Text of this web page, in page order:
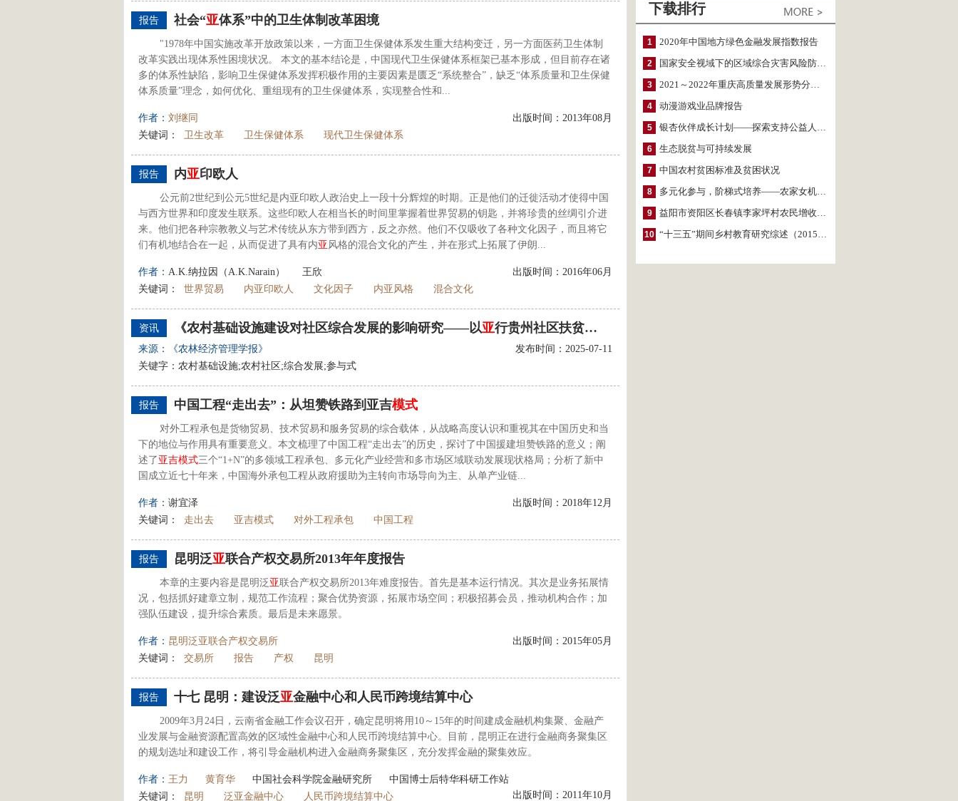
报告 社会“亚体系”中的卫生体制改革困境
"1978年中国实施改革开放政策以来，一方面卫生保健体系发生重大结构变迁，另一方面医药卫生体制
改革实践出现体系性困境状况。 本文的基本结论是，中国现代卫生保健体系框架已基本形成，但目前存在诸
多的体系性缺陷，影响卫生保健体系发挥积极作用的主要因素是匮乏“系统整合”，缺乏“体系质量和卫生保健
体系质量”理念，如何优化、重组现有的卫生保健体系，实现整合性和...
作者： 刘继同
出版时间：2013年08月
关键词：
卫生改革 卫生保健体系 现代卫生保健体系
报告 内亚印欧人
公元前2世纪到公元5世纪是内亚印欧人政治史上一段十分辉煌的时期。正是他们的迁徙活动才使得中国
与西方世界和印度发生联系。这些印欧人在相当长的时间里掌握着世界贸易的钥匙，并将珍贵的丝绸引介进
来。他们把各种宗教教义与艺术传统从东方带到西方，反之亦然。他们不仅吸收了各种文化因子，而且将它
们有机地结合在一起，从而促进了具有内亚 风格的混合文化的产生，并在形式上拓展了伊朗...
作者： A.K.纳拉因（A.K.Narain） 王欣
出版时间：2016年06月
关键词：
世界贸易 内亚印欧人 文化因子 内亚风格 混合文化
资讯 《农村基础设施建设对社区综合发展的影响研究——以亚行贵州社区扶贫示范项目为例》
来源：《农林经济管理学报》
发布时间：2025-07-11
关键字：农村基础设施;农村社区;综合发展;参与式
报告 中国工程“走出去”：从坦赞铁路到亚吉模式
对外工程承包是货物贸易、技术贸易和服务贸易的综合载体，从战略高度认识和重视其在中国历史和当
下的地位与作用具有重要意义。本文梳理了中国工程“走出去”的历史，探讨了中国援建坦赞铁路的意义；阐
述了 亚吉模式三个“1+N”的多领域工程承包、多元化产业经营和多市场区域联动发展现状格局；分析了新中
国成立近七十年来，中国海外承包工程从政府援助为主转向市场导向为主、从单产业链...
作者： 谢宜泽
出版时间：2018年12月
关键词：
走出去 亚吉模式 对外工程承包 中国工程
报告 昆明泛亚联合产权交易所2013年年度报告
本章的主要内容是昆明泛 亚联合产权交易所2013年难度报告。首先是基本运行情况。其次是业务拓展情
况，包括抓好建章立制，规范工作流程；聚合优势资源，拓展市场空间；积极招募会员，推动机构合作；加
强队伍建设，提升综合素质。最后是未来愿景。
作者： 昆明泛亚联合产权交易所
出版时间：2015年05月
关键词：
交易所 报告 产权 昆明
报告 十七 昆明：建设泛亚金融中心和人民币跨境结算中心
2009年3月24日，云南省金融工作会议召开，确定昆明将用10～15年的时间建成金融机构集聚、金融产
业发展与金融资源配置高效的区域性金融中心和人民币跨境结算中心。目前，昆明正在进行金融商务聚集区
的规划选址和建设工作，将引导金融机构进入金融商务聚集区，充分发挥金融的聚集效应。
作者： 王力 黄育华 中国社会科学院金融研究所
中国博士后特华科研工作站
出版时间：2011年10月
关键词： 昆明 泛亚金融中心 人民币跨境结算中心
下载排行
1 2020年中国地方绿色金融发展指数报告
2 国家安全视域下的区域综合灾害风险防范与风险融资战略思考
3 2021～2022年重庆高质量发展形势分析与预测
4 动漫游戏业品牌报告
5 银杏伙伴成长计划——探索支持公益人才的路径
6 生态脱贫与可持续发展
7 中国农村贫困标准及贫困状况
8 多元化参与，阶梯式培养——农家女机构农村妇女参政项目介绍
9 益阳市资阳区长春镇李家坪村农民增收调研报告
10 “十三五”期间乡村教育研究综述（2015～2020）